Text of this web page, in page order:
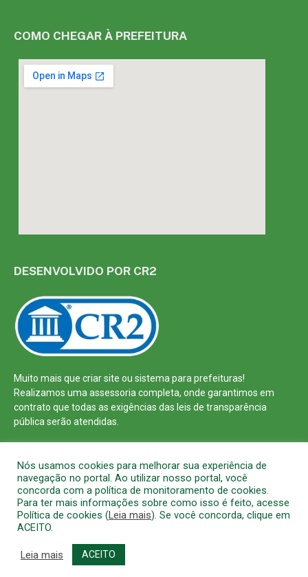
COMO CHEGAR À PREFEITURA
DESENVOLVIDO POR CR2
Muito mais que criar site ou sistema para prefeituras!
Realizamos uma assessoria completa, onde garantimos em
contrato que todas as exigências das leis de transparência
pública serão atendidas.
Todos os direitos reservados a Prefeitura Municipal de Barcarena
Acessar Área Administrativa
Nós usamos cookies para melhorar sua experiência de
navegação no portal. Ao utilizar nosso portal, você
concorda com a política de monitoramento de cookies.
Para ter mais informações sobre como isso é feito, acesse
Política de cookies (Leia mais). Se você concorda, clique em
ACEITO.
Leia mais ACEITO